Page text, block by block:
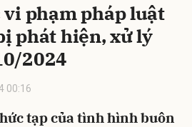
phạm pháp luật
phát hiện, xử lý
2024
00:16
tạp của tình hình buôn
Hủy